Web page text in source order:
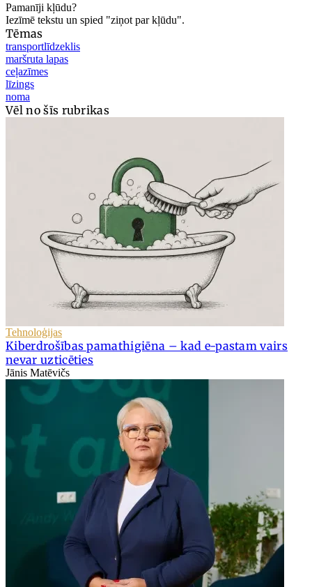
Pamanīji kļūdu?
Iezīmē tekstu un spied "ziņot par kļūdu".
Tēmas
transportlīdzeklis
maršruta lapas
ceļazīmes
līzings
noma
Vēl no šīs rubrikas
Tehnoloģijas
Kiberdrošības pamathigiēna – kad e-pastam vairs
nevar uzticēties
Jānis Matēvičs